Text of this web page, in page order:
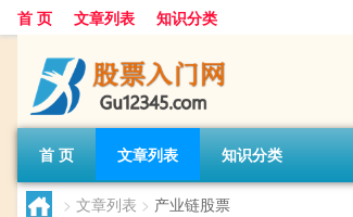
首 页 文章列表 知识分类
首 页 文章列表 知识分类
> 文章列表 > 产业链股票